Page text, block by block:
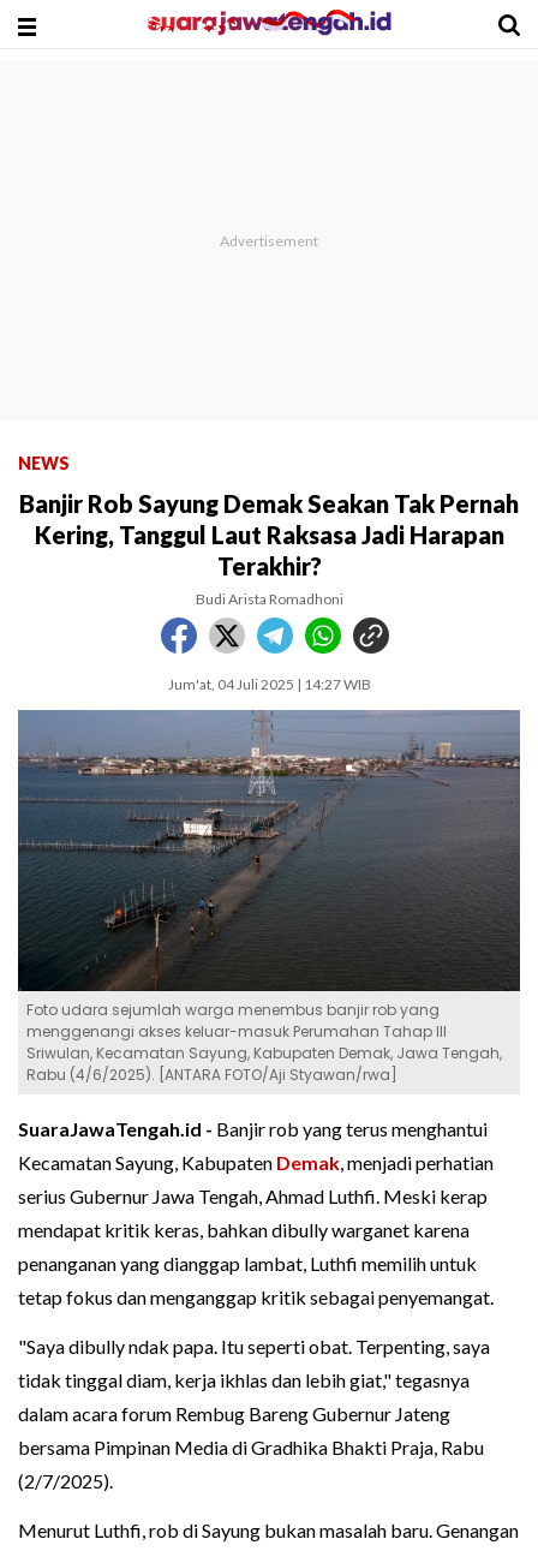
NEWS
Banjir Rob Sayung Demak Seakan Tak Pernah
Kering, Tanggul Laut Raksasa Jadi Harapan
Terakhir?
Budi Arista Romadhoni
Jum'at, 04 Juli 2025 | 14:27 WIB
Foto udara sejumlah warga menembus banjir rob yang
menggenangi akses keluar-masuk Perumahan Tahap III
Sriwulan, Kecamatan Sayung, Kabupaten Demak, Jawa Tengah,
Rabu (4/6/2025). [ANTARA FOTO/Aji Styawan/rwa]
SuaraJawaTengah.id - Banjir rob yang terus menghantui
Kecamatan Sayung, Kabupaten Demak, menjadi perhatian
serius Gubernur Jawa Tengah, Ahmad Luthfi. Meski kerap
mendapat kritik keras, bahkan dibully warganet karena
penanganan yang dianggap lambat, Luthfi memilih untuk
tetap fokus dan menganggap kritik sebagai penyemangat.
"Saya dibully ndak papa. Itu seperti obat. Terpenting, saya
tidak tinggal diam, kerja ikhlas dan lebih giat," tegasnya
dalam acara forum Rembug Bareng Gubernur Jateng
bersama Pimpinan Media di Gradhika Bhakti Praja, Rabu
(2/7/2025).
Menurut Luthfi, rob di Sayung bukan masalah baru. Genangan